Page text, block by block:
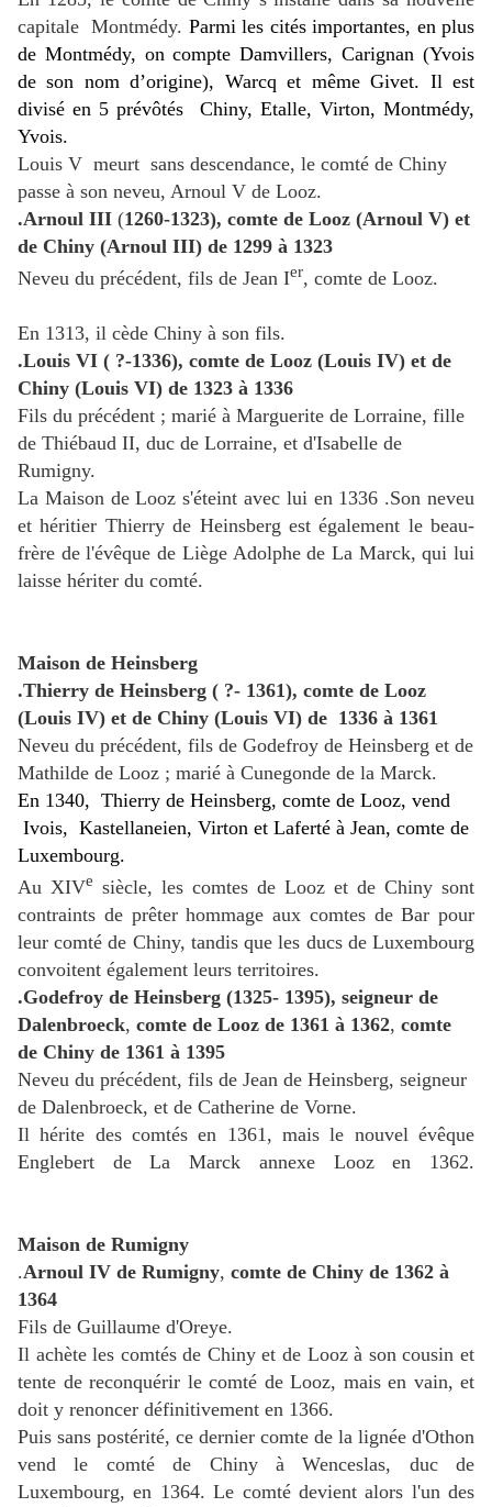
capitale Montmédy. Parmi les cités importantes, en plus
de Montmédy, on compte Damvillers, Carignan (Yvois
de son nom d’origine), Warcq et même Givet. Il est
divisé en 5 prévôtés
Chiny, Etalle, Virton, Montmédy,
Yvois.
Louis V meurt sans descendance, le comté de Chiny
passe à son neveu, Arnoul V de Looz.
.Arnoul III (1260-1323), comte de Looz (Arnoul V) et
de Chiny (Arnoul III) de 1299 à 1323
Neveu du précédent, fils de Jean Ier, comte de Looz.
En 1313, il cède Chiny à son fils.
.Louis VI ( ?-1336), comte de Looz (Louis IV) et de
Chiny (Louis VI) de 1323 à 1336
Fils du précédent ; marié à Marguerite de Lorraine, fille
de Thiébaud II, duc de Lorraine, et d'Isabelle de
Rumigny.
La Maison de Looz s'éteint avec lui en 1336 .Son neveu
et héritier Thierry de Heinsberg est également le beau-
frère de l'évêque de Liège Adolphe de La Marck, qui lui
laisse hériter du comté.
Maison de Heinsberg
.Thierry de Heinsberg ( ?- 1361), comte de Looz
(Louis IV) et de Chiny (Louis VI) de 1336 à 1361
Neveu du précédent, fils de Godefroy de Heinsberg et de
Mathilde de Looz ; marié à Cunegonde de la Marck.
En 1340, Thierry de Heinsberg, comte de Looz, vend
Ivois, Kastellaneien, Virton et Laferté à Jean, comte de
Luxembourg.
Au XIVe siècle, les comtes de Looz et de Chiny sont
contraints de prêter hommage aux comtes de Bar pour
leur comté de Chiny, tandis que les ducs de Luxembourg
convoitent également leurs territoires.
.Godefroy de Heinsberg (1325- 1395), seigneur de
Dalenbroeck, comte de Looz de 1361 à 1362, comte
de Chiny de 1361 à 1395
Neveu du précédent, fils de Jean de Heinsberg, seigneur
de Dalenbroeck, et de Catherine de Vorne.
Il hérite des comtés en 1361, mais le nouvel évêque
Englebert de La Marck annexe Looz en 1362.
Maison de Rumigny
.Arnoul IV de Rumigny, comte de Chiny de 1362 à
1364
Fils de Guillaume d'Oreye.
Il achète les comtés de Chiny et de Looz à son cousin et
tente de reconquérir le comté de Looz, mais en vain, et
doit y renoncer définitivement en 1366.
Puis sans postérité, ce dernier comte de la lignée d'Othon
vend le comté de Chiny à Wenceslas, duc de
Luxembourg, en 1364. Le comté devient alors l'un des